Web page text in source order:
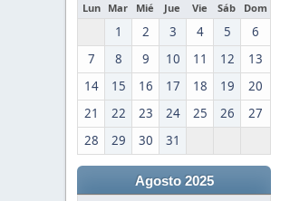
Lun Mar Mié Jue Vie Sáb Dom
1 2 3 4 5
6
7
8 9 10 11 12
13
14
15 16 17 18 19
20
21
22 23 24 25 26
27
28
29 30 31
Agosto 2025